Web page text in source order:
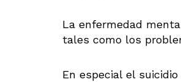
La enfermedad
tales como los
En especial el